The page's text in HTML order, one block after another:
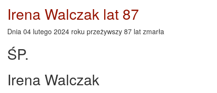
Irena Walczak lat 87
Dnia 04 lutego 2024 roku przeżywszy 87 lat zmarła
ŚP.
Irena Walczak